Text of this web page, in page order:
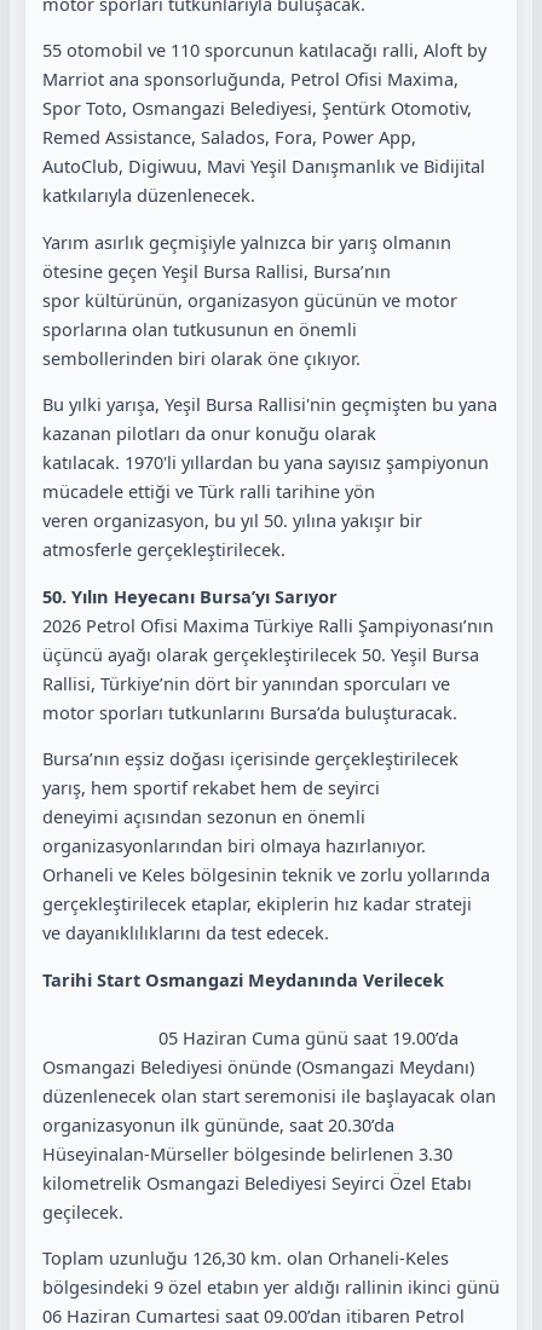
55 otomobil ve 110 sporcunun katılacağı ralli, Aloft by
Marriot ana sponsorluğunda, Petrol Ofisi Maxima,
Spor Toto, Osmangazi Belediyesi, Şentürk Otomotiv,
Remed Assistance, Salados, Fora, Power App,
AutoClub, Digiwuu, Mavi Yeşil Danışmanlık ve Bidijital
katkılarıyla düzenlenecek.
Yarım asırlık geçmişiyle yalnızca bir yarış olmanın
ötesine geçen Yeşil Bursa Rallisi, Bursa’nın
spor kültürünün, organizasyon gücünün ve motor
sporlarına olan tutkusunun en önemli
sembollerinden biri olarak öne çıkıyor.
Bu yılki yarışa, Yeşil Bursa Rallisi'nin geçmişten bu yana
kazanan pilotları da onur konuğu olarak
katılacak. 1970'li yıllardan bu yana sayısız şampiyonun
mücadele ettiği ve Türk ralli tarihine yön
veren organizasyon, bu yıl 50. yılına yakışır bir
atmosferle gerçekleştirilecek.
50. Yılın Heyecanı Bursa’yı Sarıyor
2026 Petrol Ofisi Maxima Türkiye Ralli Şampiyonası’nın
üçüncü ayağı olarak gerçekleştirilecek 50. Yeşil Bursa
Rallisi, Türkiye’nin dört bir yanından sporcuları ve
motor sporları tutkunlarını Bursa’da buluşturacak.
Bursa’nın eşsiz doğası içerisinde gerçekleştirilecek
yarış, hem sportif rekabet hem de seyirci
deneyimi açısından sezonun en önemli
organizasyonlarından biri olmaya hazırlanıyor.
Orhaneli ve Keles bölgesinin teknik ve zorlu yollarında
gerçekleştirilecek etaplar, ekiplerin hız kadar strateji
ve dayanıklılıklarını da test edecek.
Tarihi Start Osmangazi Meydanında Verilecek
05 Haziran Cuma günü saat 19.00’da
Osmangazi Belediyesi önünde (Osmangazi Meydanı)
düzenlenecek olan start seremonisi ile başlayacak olan
organizasyonun ilk gününde, saat 20.30’da
Hüseyinalan-Mürseller bölgesinde belirlenen 3.30
kilometrelik Osmangazi Belediyesi Seyirci Özel Etabı
geçilecek.
Toplam uzunluğu 126,30 km. olan Orhaneli-Keles
bölgesindeki 9 özel etabın yer aldığı rallinin ikinci günü
06 Haziran Cumartesi saat 09.00’dan itibaren Petrol